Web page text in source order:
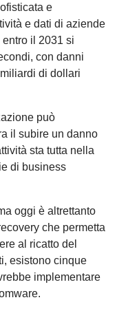
e
e dati di aziende
il 2031 si
con danni
di dollari
può
il subire un danno
sta tutta nella
di business
oggi è altrettanto
che permetta
al ricatto del
esistono cinque
implementare